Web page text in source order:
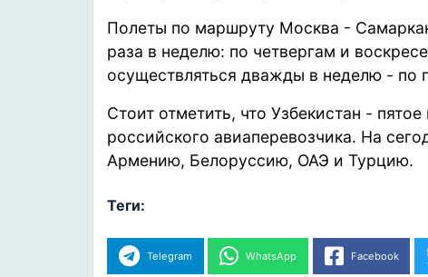
Полеты по маршруту Москва -
раза в неделю: по четвергам и
осуществляться дважды в неделю - по
Стоит отметить, что Узбекистан -
российского авиаперевозчика. На
Армению, Белоруссию, ОАЭ и Турцию.
Теги:
Telegram WhatsApp Facebook